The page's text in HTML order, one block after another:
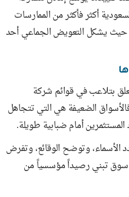
أكثر فأكثر من الممارسات
حيث يشكل التعويض الجماعي أحد
بتلاعب في قوائم شركة
الضعيفة هي التي تتجاهل
أمام ضبابية طويلة.
الأسماء، وتوضح الوقائع، وتفرض
سوق تبني رصيداً مؤسسياً من